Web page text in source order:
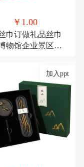
￥1.00
巾订做礼品丝巾
物馆企业景区文
加入ppt